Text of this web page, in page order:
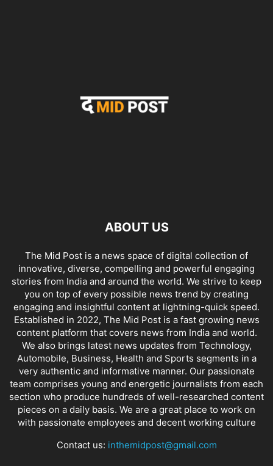
ABOUT US
The Mid Post is a news space of digital collection of
innovative, diverse, compelling and powerful engaging
stories from India and around the world. We strive to keep
you on top of every possible news trend by creating
engaging and insightful content at lightning-quick speed.
Established in 2022, The Mid Post is a fast growing news
content platform that covers news from India and world.
We also brings latest news updates from Technology,
Automobile, Business, Health and Sports segments in a
very authentic and informative manner. Our passionate
team comprises young and energetic journalists from each
section who produce hundreds of well-researched content
pieces on a daily basis. We are a great place to work on
with passionate employees and decent working culture
Contact us: inthemidpost@gmail.com